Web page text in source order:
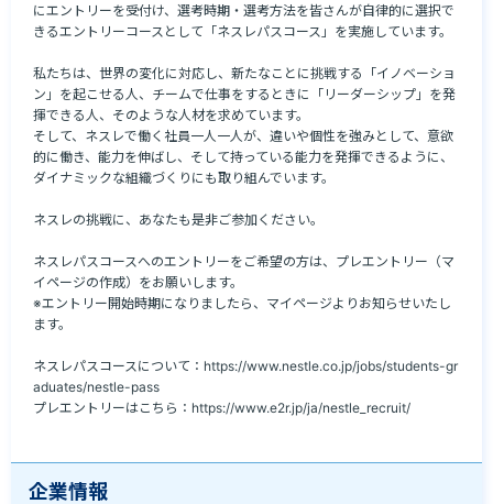
にエントリーを受付け、選考時期・選考方法を皆さんが自律的に選択で
きるエントリーコースとして「ネスレパスコース」を実施しています。
私たちは、世界の変化に対応し、新たなことに挑戦する「イノベーショ
ン」を起こせる人、チームで仕事をするときに「リーダーシップ」を発
揮できる人、そのような人材を求めています。
そして、ネスレで働く社員一人一人が、違いや個性を強みとして、意欲
的に働き、能力を伸ばし、そして持っている能力を発揮できるように、
ダイナミックな組織づくりにも取り組んでいます。
ネスレの挑戦に、あなたも是非ご参加ください。
ネスレパスコースへのエントリーをご希望の方は、プレエントリー（マ
イページの作成）をお願いします。
※エントリー開始時期になりましたら、マイページよりお知らせいたし
ます。
ネスレパスコースについて：https://www.nestle.co.jp/jobs/students-gr
aduates/nestle-pass
プレエントリーはこちら：https://www.e2r.jp/ja/nestle_recruit/
企業情報